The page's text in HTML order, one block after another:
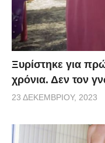
Ξυρίστηκε για
χρόνια. Δεν τον
23 ΔΕΚΕΜΒΡΊΟΥ, 2023